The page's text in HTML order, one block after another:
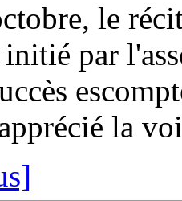
le
initié par
la